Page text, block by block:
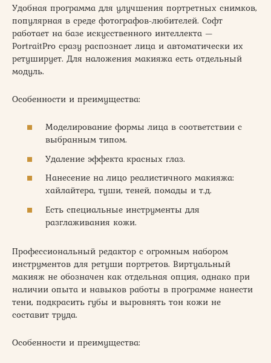
Удобная программа для улучшения портретных снимков,
популярная в среде фотографов-любителей. Софт
работает на базе искусственного интеллекта —
PortraitPro сразу распознает лица и автоматически их
ретуширует. Для наложения макияжа есть отдельный
модуль.
Особенности и преимущества:
Моделирование формы лица в соответствии с
выбранным типом.
Удаление эффекта красных глаз.
Нанесение на лицо реалистичного макияжа:
хайлайтера, туши, теней, помады и т.д.
Есть специальные инструменты для
разглаживания кожи.
Профессиональный редактор с огромным набором
инструментов для ретуши портретов. Виртуальный
макияж не обозначен как отдельная опция, однако при
наличии опыта и навыков работы в программе нанести
тени, подкрасить губы и выровнять тон кожи не
составит труда.
Особенности и преимущества: